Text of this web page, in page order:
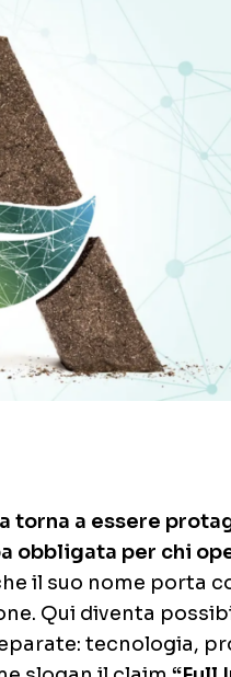
torna a essere
obbligata per chi
il suo nome porta
Qui diventa
tecnologia,